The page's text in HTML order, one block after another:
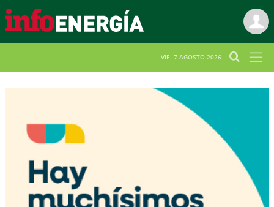
VIE. 7 AGOSTO 2026